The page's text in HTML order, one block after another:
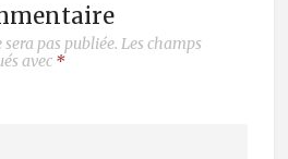
pas publiée. Les champs
avec *